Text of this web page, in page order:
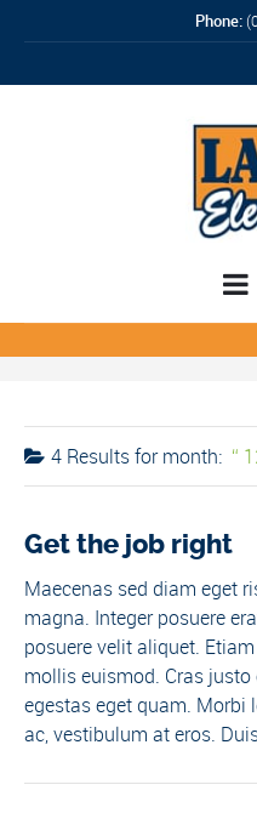
Phone:
4 Results formonth:
Get the job right
Maecenas sed diam eget
magna. Integer posuere
posuere velit aliquet.
mollis euismod. Cras
egestas eget quam. Morbi
ac, vestibulum at eros.